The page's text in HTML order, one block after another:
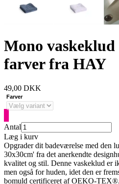
Mono vaskeklud
farver fra HAY
49,00 DKK
Farver
Antal
Læg i kurv
Opgrader dit badeværelse med den
30x30cm' fra det anerkendte
kvalitet og stil. Denne vaskeklud er
men også for huden, idet den er
bomuld certificeret af OEKO-